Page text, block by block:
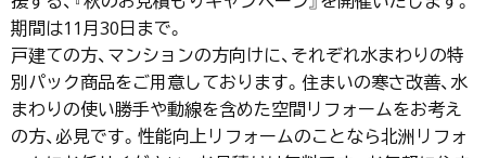
期間は11月30日まで。
戸建ての方、マンションの方向けに、それぞれ水まわりの特
別パック商品をご用意しております。住まいの寒さ改善、水
まわりの使い勝手や動線を含めた空間リフォームをお考え
の方、必見です。性能向上リフォームのことなら北洲リフォ